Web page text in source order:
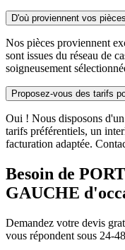
D'où proviennent vos
Nos pièces proviennent
sont issues du réseau de
soigneusement
Proposez-vous des tarifs
Oui ! Nous disposons
tarifs préférentiels, un
facturation adaptée.
Besoin de
GAUCHE
Demandez votre devis
vous répondent sous 24-